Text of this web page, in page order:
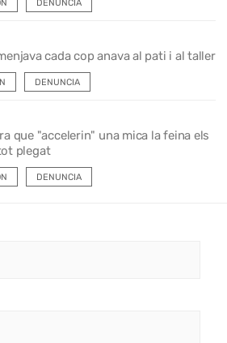
DENUNCIA
cada cop anava al pati i al taller
DENUNCIA
que "accelerin" una mica la feina els
plegat
DENUNCIA